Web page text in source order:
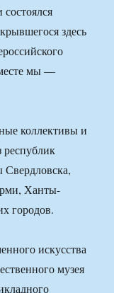
здесь
мы —
коллективы и
республик
Ханты-
городов.
искусства
музея